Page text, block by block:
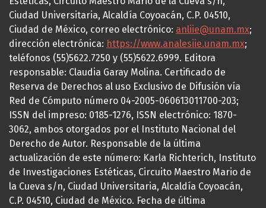
Ciudad Universitaria, Alcaldía Coyoacán, C.P. 04510,
Ciudad de México, correo electrónico: anliie@unam.mx;
dirección electrónica: https://www.analesiie.unam.mx;
teléfonos (55)5622.7250 y (55)5622.6999. Editora
responsable: Claudia Garay Molina. Certificado de
Reserva de Derechos al uso Exclusivo de Difusión vía
Red de Cómputo número 04-2005-060613011700-203;
ISSN del impreso: 0185-1276, ISSN electrónico: 1870-
3062, ambos otorgados por el Instituto Nacional del
Derecho de Autor. Responsable de la última
actualización de este número: Karla Richterich, Instituto
de Investigaciones Estéticas, Circuito Maestro Mario de
la Cueva s/n, Ciudad Universitaria, Alcaldía Coyoacán,
C.P. 04510, Ciudad de México. Fecha de última